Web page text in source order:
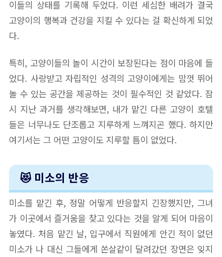
이들의 상태를 기록해 두었다. 이런 세심한 배려가 결국
고양이의 행복과 건강을 지킬 수 있다는 걸 확신하게 되었
다.
특히, 고양이들의 놀이 시간이 보장된다는 점이 마음에 들
었다. 사랑받고 자립적인 성격의 고양이에게는 맘껏 뛰어
놀 수 있는 공간을 제공하는 것이 필수적인 것 같았다. 잠
시 지난 과거를 생각해보면, 내가 맡긴 다른 고양이 호텔
들은 너무나도 단조롭고 지루하게 느껴지곤 했다. 하지만
여기서는 그 어떤 고양이도 지루할 틈이 없었다.
😻 미소의 반응
미소를 맡긴 후, 정말 어떻게 반응할지 긴장했지만, 그녀
가 이곳에서 즐거움을 찾고 있다는 것을 알게 되어 마음이
놓였다. 처음 맡긴 날, 입구에서 직원에게 안긴 적이 없던
미소가 나 대신 그들에게 쏜살같이 달려갔던 장면은 잊지